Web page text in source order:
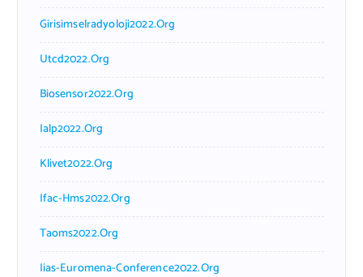
Girisimselradyoloji2022.org
Utcd2022.org
Biosensor2022.org
Ialp2022.org
Klivet2022.org
Ifac-Hms2022.org
Taoms2022.org
Iias-Euromena-Conference2022.org